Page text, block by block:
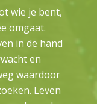
wie je bent,
omgaat.
in de hand
en
waardoor
Leven